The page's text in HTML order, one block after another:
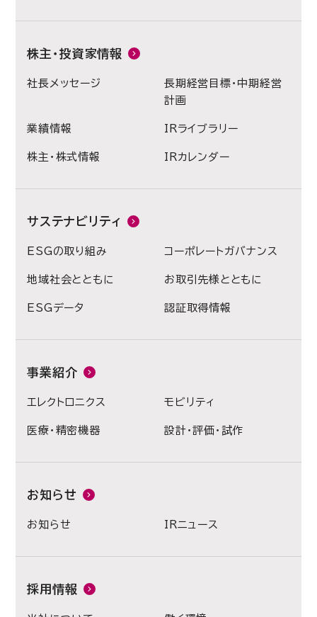
株主・投資家情報
社長メッセージ
長期経営目標・中期経営
計画
業績情報 IRライブラリー
株主・株式情報 IRカレンダー
サステナビリティ
ESGの取り組み コーポレートガバナンス
地域社会とともに お取引先様とともに
ESGデータ 認証取得情報
事業紹介
エレクトロニクス モビリティ
医療・精密機器 設計・評価・試作
お知らせ
お知らせ IRニュース
採用情報